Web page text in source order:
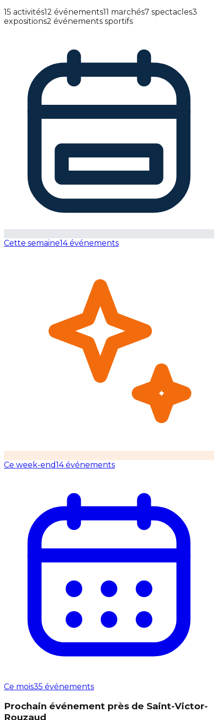
15 activités12 événements11 marchés7 spectacles3
expositions2 événements sportifs
Cette semaine14 événements
Ce week-end14 événements
Ce mois35 événements
Prochain événement près de Saint-Victor-
Rouzaud